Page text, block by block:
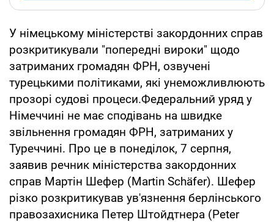
У німецькому міністерстві закордонних справ
розкритикували "попередні вироки" щодо
затриманих громадян ФРН, озвучені
турецькими політиками, які унеможливлюють
прозорі судові процеси.Федеральний уряд у
Німеччині не має сподівань на швидке
звільнення громадян ФРН, затриманих у
Туреччині. Про це в понеділок, 7 серпня,
заявив речник міністерства закордонних
справ Мартін Шефер (Martin Schäfer). Шефер
різко розкритикував ув'язнення берлінського
правозахисника Петер Штойдтнера (Peter